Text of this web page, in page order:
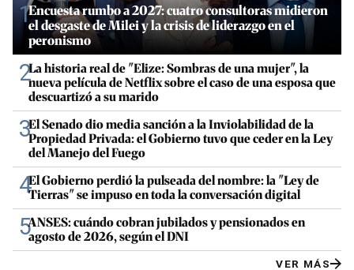
1Encuesta rumbo a 2027: cuatro consultoras midieron
el desgaste de Milei y la crisis de liderazgo en el
peronismo
2La historia real de "Elize: Sombras de una mujer", la
nueva película de Netflix sobre el caso de una esposa que
descuartizó a su marido
3El Senado dio media sanción a la Inviolabilidad de la
Propiedad Privada: el Gobierno tuvo que ceder en la Ley
del Manejo del Fuego
4El Gobierno perdió la pulseada del nombre: la "Ley de
Tierras" se impuso en toda la conversación digital
5ANSES: cuándo cobran jubilados y pensionados en
agosto de 2026, según el DNI
VER MÁS